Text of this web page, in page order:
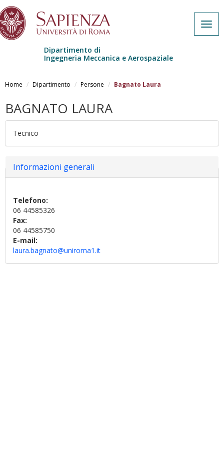
Dipartimento di
Ingegneria Meccanica e Aerospaziale
Home Dipartimento Persone Bagnato Laura
BAGNATO LAURA
Tecnico
Hide
Informazioni generali
Telefono:
06 44585326
Fax:
06 44585750
E-mail:
laura.bagnato@uniroma1.it